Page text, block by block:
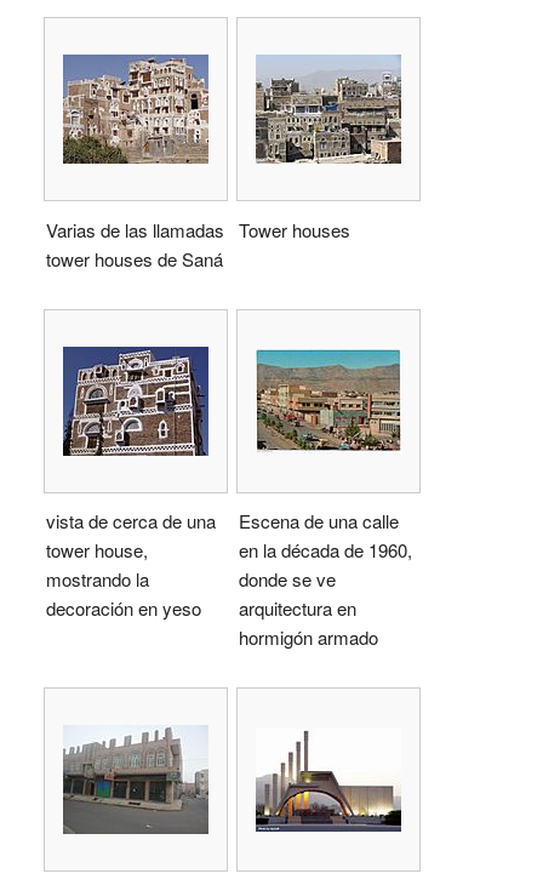
Varias de las llamadas
tower houses de Saná
Tower houses
vista de cerca de una
tower house,
mostrando la
decoración en yeso
Escena de una calle
en la década de 1960,
donde se ve
arquitectura en
hormigón armado